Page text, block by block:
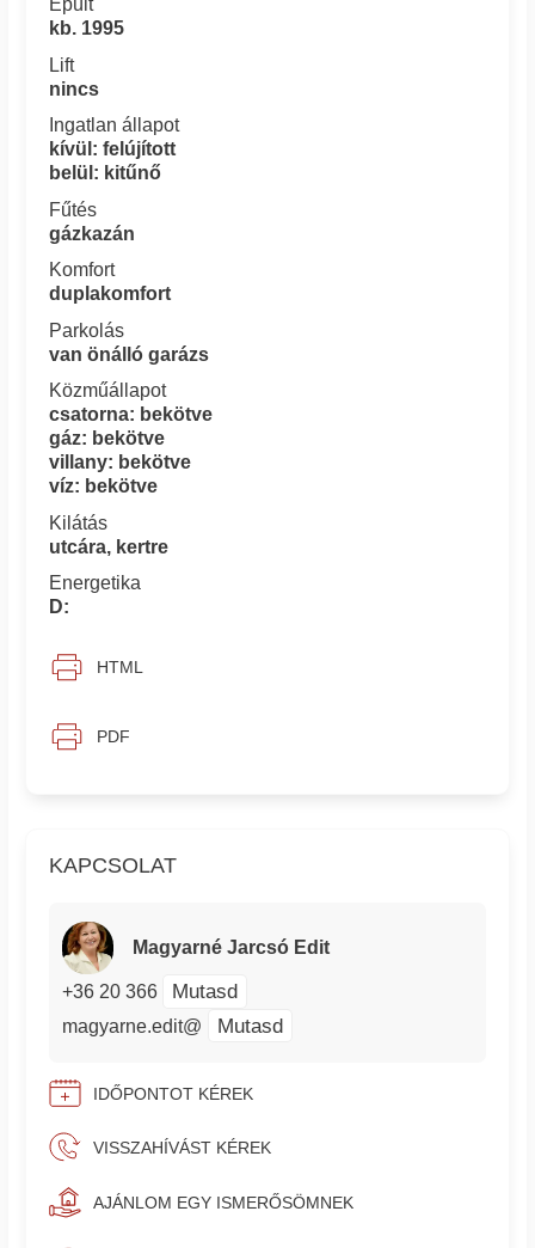
KAPCSOLAT
Magyarné Jarcsó Edit
+36 20 366 Mutasd
magyarne.edit@ Mutasd
IDŐPONTOT KÉREK
VISSZAHÍVÁST KÉREK
AJÁNLOM EGY ISMERŐSÖMNEK
Épült
kb. 1995
Lift
nincs
Ingatlan állapot
kívül: felújított
belül: kitűnő
Fűtés
gázkazán
Komfort
duplakomfort
Parkolás
van önálló garázs
Közműállapot
csatorna: bekötve
gáz: bekötve
villany: bekötve
víz: bekötve
Kilátás
utcára, kertre
Energetika
D:
HTML
PDF